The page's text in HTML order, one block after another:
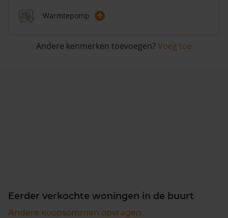
Warmtepomp +
Andere kenmerken toevoegen? Voeg toe
Eerder verkochte woningen in de buurt
Andere koopsommen opvragen